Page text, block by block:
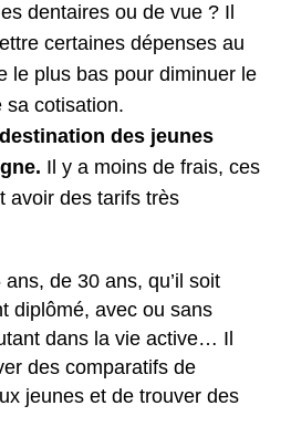
dentaires ou de vue ? Il
certaines dépenses au
le plus bas pour diminuer le
sa cotisation.
des jeunes
Il y a moins de frais, ces
avoir des tarifs très
de 30 ans, qu’il soit
diplômé, avec ou sans
dans la vie active… Il
des comparatifs de
jeunes et de trouver des